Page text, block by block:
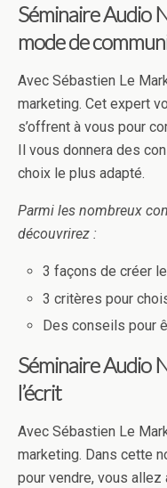
Séminaire Audio
mode de
Avec Sébastien Le
marketing. Cet expert
s’offrent à vous pour
Il vous donnera des
choix le plus adapté.
Parmi les nombreux
découvrirez :
3 façons de créer
3 critères pour
Des conseils pour
Séminaire Audio
l’écrit
Avec Sébastien Le
marketing. Dans cette
pour vendre, vous